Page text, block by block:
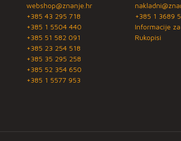
webshop@znanje.hr
+385 43 295 718
+385 1 5504 440
+385 51 582 091
+385 23 254 518
+385 35 295 258
+385 52 354 650
+385 1 5577 953
+385 1 3689
Informacije
Rukopisi